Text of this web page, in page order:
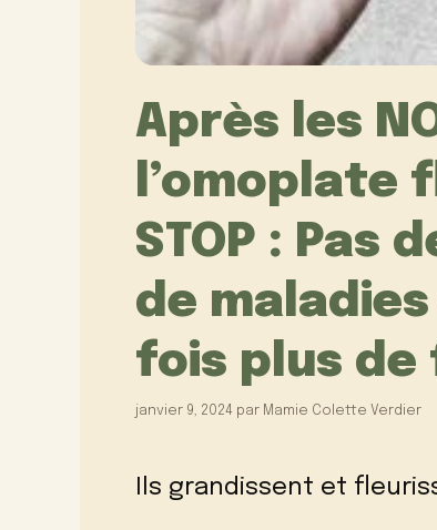
Après les
l’omoplate
STOP : Pas
de
fois plus de
janvier 9, 2024 par Mamie Colette Verdier
Ils grandissent et